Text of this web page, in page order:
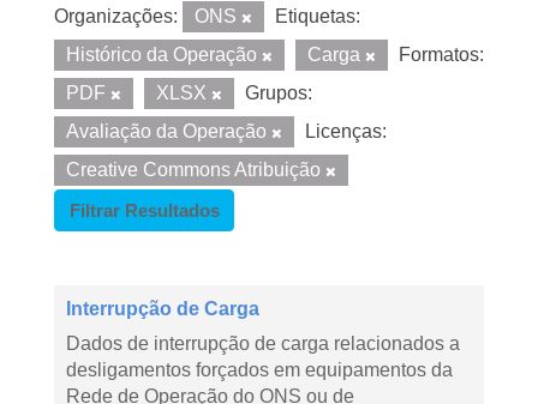
Organizações: ONS
Etiquetas:
Histórico da Operação
Carga
Formatos:
PDF
XLSX
Grupos:
Avaliação da Operação
Licenças:
Creative Commons Atribuição
Filtrar Resultados
Interrupção de Carga
Dados de interrupção de carga relacionados a
desligamentos forçados em equipamentos da
Rede de Operação do ONS ou de